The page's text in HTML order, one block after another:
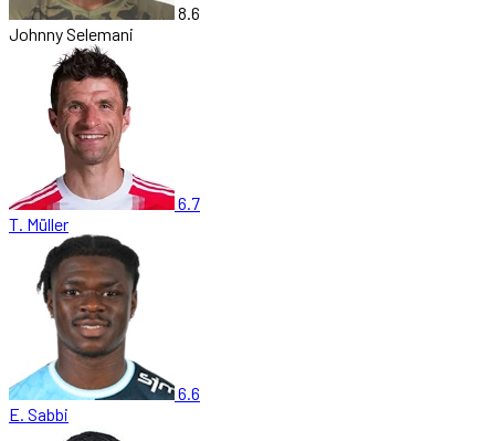
8.6
Johnny Selemani
6.7
T. Müller
6.6
E. Sabbi